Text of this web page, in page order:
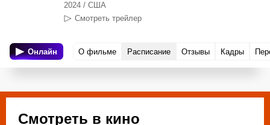
2024 / США
Смотреть трейлер
Онлайн О фильме Расписание Отзывы Кадры
Смотреть в кино